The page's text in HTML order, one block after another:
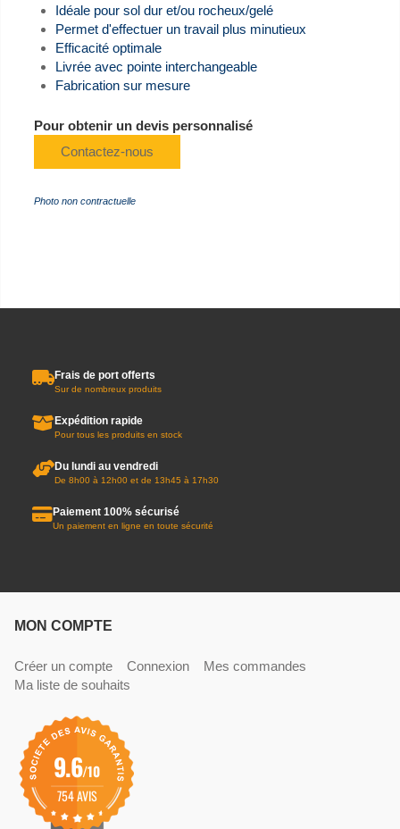
Idéale pour sol dur et/ou rocheux/gelé
Permet d'effectuer un travail plus minutieux
Efficacité optimale
Livrée avec pointe interchangeable
Fabrication sur mesure
Pour obtenir un devis personnalisé
Contactez-nous
Photo non contractuelle
Frais de port offerts
Sur de nombreux produits
Expédition rapide
Pour tous les produits en stock
Du lundi au vendredi
De 8h00 à 12h00 et de 13h45 à 17h30
Paiement 100% sécurisé
Un paiement en ligne en toute sécurité
MON COMPTE
Créer un compte Connexion
Mes commandes
Ma liste de souhaits
9.6/10
754 AVIS